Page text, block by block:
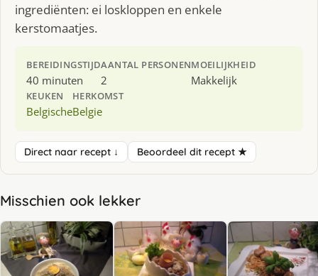
ingrediënten: ei loskloppen en enkele
kerstomaatjes.
BEREIDINGSTIJD
40 minuten
AANTAL PERSONEN
2
MOEILIJKHEID
Makkelijk
KEUKEN
Belgische
HERKOMST
Belgie
Direct naar recept ↓ Beoordeel dit recept ★
Misschien ook lekker